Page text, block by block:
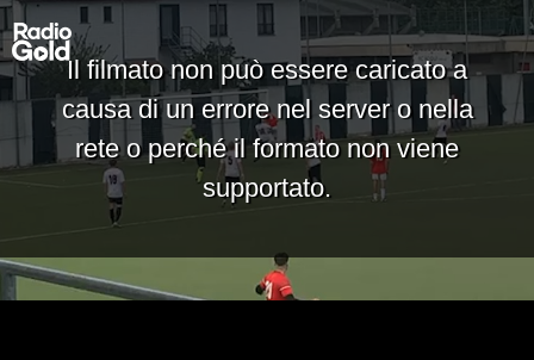
Il filmato non può essere caricato a
causa di un errore nel server o nella
rete o perché il formato non viene
supportato.